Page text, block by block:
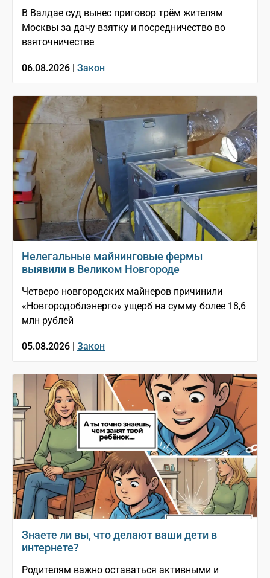
В Валдае суд вынес приговор трём жителям
Москвы за дачу взятку и посредничество во
взяточничестве
06.08.2026 | Закон
Нелегальные майнинговые фермы
выявили в Великом Новгороде
Четверо новгородских майнеров причинили
«Новгородоблэнерго» ущерб на сумму более 18,6
млн рублей
05.08.2026 | Закон
Знаете ли вы, что делают ваши дети в
интернете?
Родителям важно оставаться активными и